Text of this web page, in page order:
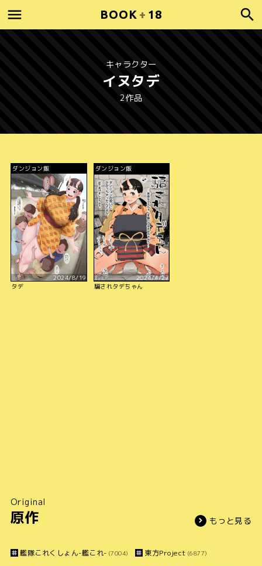
BOOK + 18
キャラクター
イヌタデ
2作品
ダンジョン飯
2024/8/19
タデ
ダンジョン飯
2024/4/27
騙されタデちゃん
Original
原作 もっと見る
艦隊これくしょん-艦これ- (7004) 東方Project (6877)